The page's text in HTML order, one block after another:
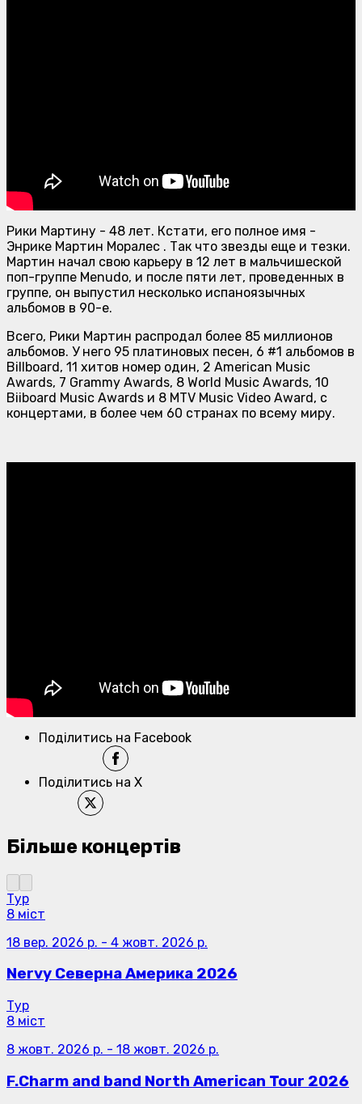
Рики Мартину - 48 лет. Кстати, его полное имя -
Энрике Мартин Моралес . Так что звезды еще и тезки.
Мартин начал свою карьеру в 12 лет в мальчишеской
поп-группе Menudo, и после пяти лет, проведенных в
группе, он выпустил несколько испаноязычных
альбомов в 90-е.
Всего, Рики Мартин распродал более 85 миллионов
альбомов. У него 95 платиновых песен, 6 #1 альбомов в
Billboard, 11 хитов номер один, 2 American Music
Awards, 7 Grammy Awards, 8 World Music Awards, 10
Biiboard Music Awards и 8 MTV Music Video Award, с
концертами, в более чем 60 странах по всему миру.
Поділитись на Facebook
Поділитись на X
Більше концертів
Тур
8 міст
18 вер. 2026 р. - 4 жовт. 2026 р.
Nervy Северна Америка 2026
Тур
8 міст
8 жовт. 2026 р. - 18 жовт. 2026 р.
F.Charm and band North American Tour 2026